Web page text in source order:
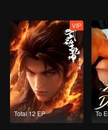
Total 12 EP
VIP
To